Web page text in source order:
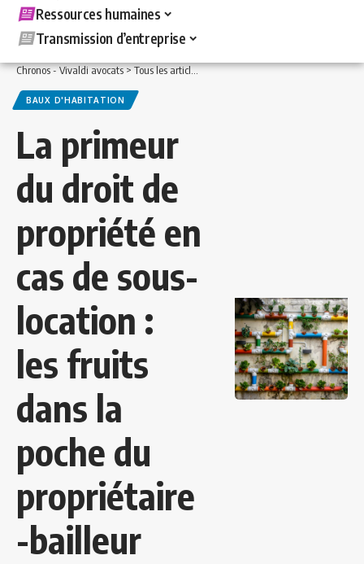
Ressources humaines
Transmission d’entreprise
Chronos - Vivaldi avocats>Tous les articles >Immobilier>Baux d'habitation>
BAUX D'HABITATION
La primeur
du droit de
propriété en
cas de sous-
location :
les fruits
dans la
poche du
propriétaire
-bailleur